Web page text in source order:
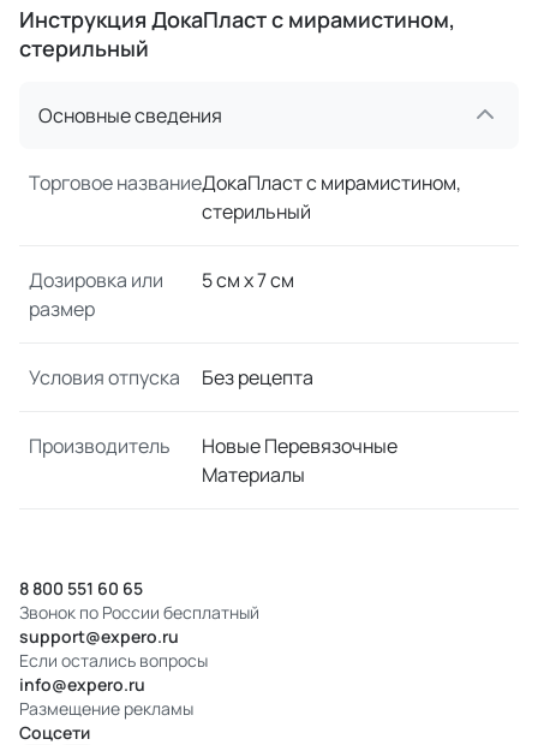
Инструкция ДокаПласт с мирамистином,
стерильный
Основные сведения
Торговое названиеДокаПласт с мирамистином,
стерильный
Дозировка или
размер
5 см x 7 см
Условия отпуска Без рецепта
Производитель
Новые Перевязочные
Материалы
8 800 551 60 65
Звонок по России бесплатный
support@expero.ru
Если остались вопросы
info@expero.ru
Размещение рекламы
Соцсети